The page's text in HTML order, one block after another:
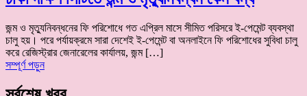
জন্ম ও মৃত্যুনিবন্ধনের ফি পরিশোধে গত এপ্রিল মাসে সীমিত পরিসরে ই-পেমেন্ট ব্যবস্থা
চালু হয়। পরে পর্যায়ক্রমে সারা দেশেই ই-পেমেন্ট বা অনলাইনে ফি পরিশোধের সুবিধা চালু
করে রেজিস্ট্রার জেনারেলের কার্যালয়, জন্ম […]
সম্পূর্ণ পড়ুন